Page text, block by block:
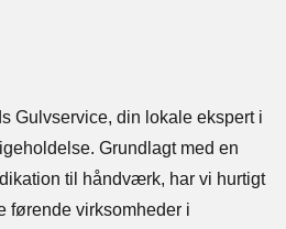
Gulvservice, din lokale ekspert i
Grundlagt med en
til håndværk, har vi hurtigt
førende virksomheder i